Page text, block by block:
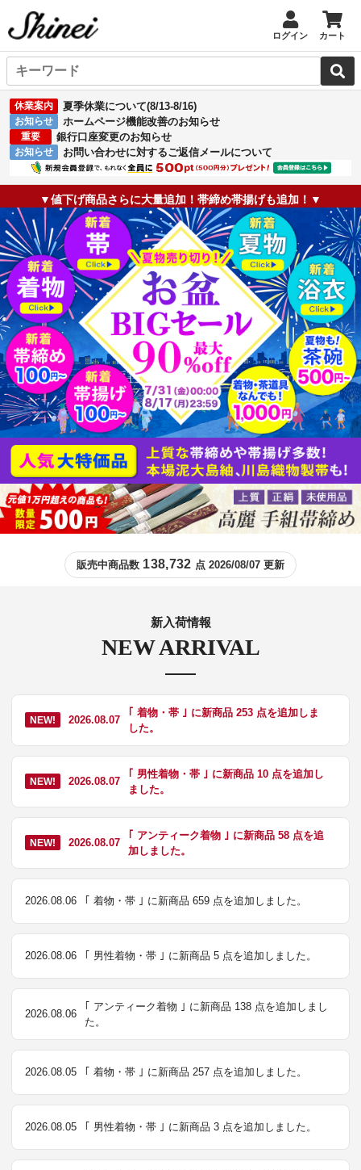
ログイン カート
休業案内 夏季休業について(8/13-8/16)
お知らせ ホームページ機能改善のお知らせ
重要 銀行口座変更のお知らせ
お知らせ お問い合わせに対するご返信メールについて
▼値下げ商品さらに大量追加！帯締め帯揚げも追加！▼
販売中商品数 138,732 点 2026/08/07 更新
NEW ARRIVAL
新入荷情報
NEW! 2026.08.07
｢ 着物・帯 ｣ に新商品 253 点を追加しま
した。
NEW! 2026.08.07
｢ 男性着物・帯 ｣ に新商品 10 点を追加し
ました。
NEW! 2026.08.07
｢ アンティーク着物 ｣ に新商品 58 点を追
加しました。
2026.08.06 ｢ 着物・帯 ｣ に新商品 659 点を追加しました。
2026.08.06 ｢ 男性着物・帯 ｣ に新商品 5 点を追加しました。
2026.08.06
｢ アンティーク着物 ｣ に新商品 138 点を追加しまし
た。
2026.08.05 ｢ 着物・帯 ｣ に新商品 257 点を追加しました。
2026.08.05 ｢ 男性着物・帯 ｣ に新商品 3 点を追加しました。